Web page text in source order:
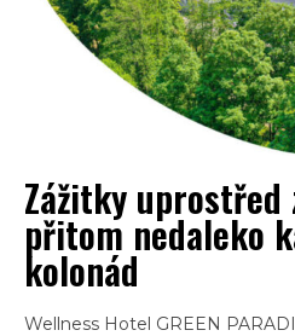
Zážitky uprostřed
přitom nedaleko
kolonád
Wellness Hotel GREEN